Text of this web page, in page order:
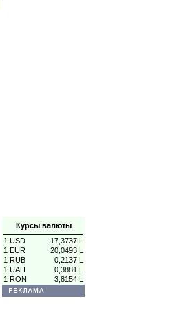
Курсы валюты
1 USD
17,3737 L
1 EUR
20,0493 L
1 RUB
0,2137 L
1 UAH
0,3881 L
1 RON
3,8154 L